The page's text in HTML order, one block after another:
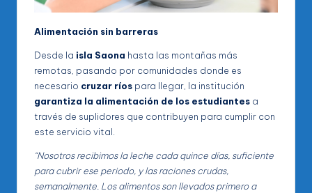
Alimentación sin barreras
Desde la isla Saona hasta las montañas más
remotas, pasando por comunidades donde es
necesario cruzar ríos para llegar, la institución
garantiza la alimentación de los estudiantes a
través de suplidores que contribuyen para cumplir con
este servicio vital.
“Nosotros recibimos la leche cada quince días, suficiente
para cubrir ese periodo, y las raciones crudas,
semanalmente. Los alimentos son llevados primero a